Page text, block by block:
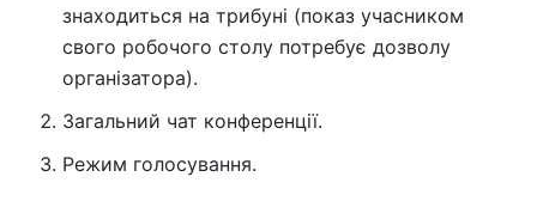
знаходиться на трибуні (показ учасником
свого робочого столу потребує дозволу
організатора).
Загальний чат конференції.
Режим голосування.